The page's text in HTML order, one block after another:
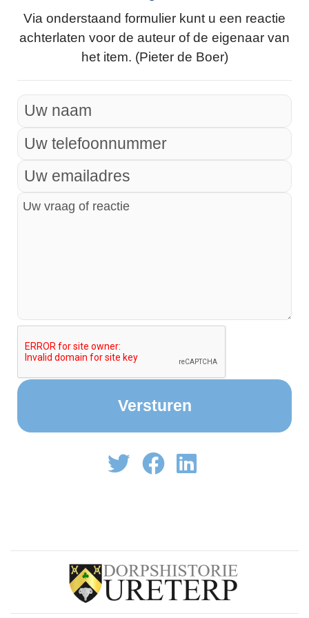
Via onderstaand formulier kunt u een reactie
achterlaten voor de auteur of de eigenaar van
het item. (Pieter de Boer)